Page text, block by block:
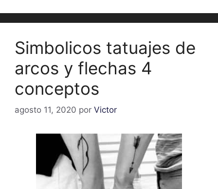
Simbolicos tatuajes de
arcos y flechas 4
conceptos
agosto 11, 2020 por Victor